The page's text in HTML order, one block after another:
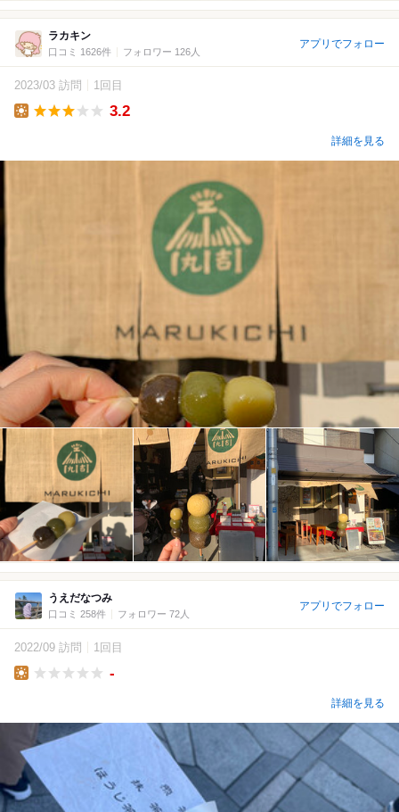
ラカキン
口コミ 1626件 フォロワー 126人
アプリでフォロー
2023/03 訪問 1回目
3.2
詳細を見る
うえだなつみ
口コミ 258件 フォロワー 72人
アプリでフォロー
2022/09 訪問 1回目
-
詳細を見る